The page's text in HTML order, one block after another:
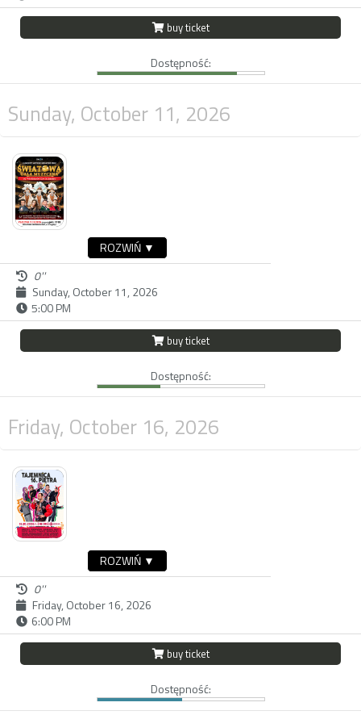
buy ticket
Dostępność:
Sunday, October 11, 2026
ROZWIŃ ▼
0''
Sunday, October 11, 2026
5:00 PM
buy ticket
Dostępność:
Friday, October 16, 2026
ROZWIŃ ▼
0''
Friday, October 16, 2026
6:00 PM
buy ticket
Dostępność: